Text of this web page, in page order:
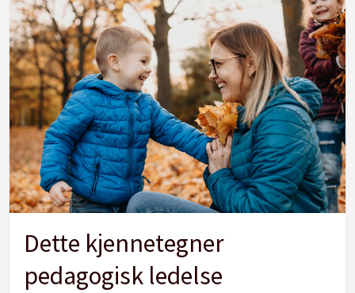
Dette kjennetegner
pedagogisk ledelse